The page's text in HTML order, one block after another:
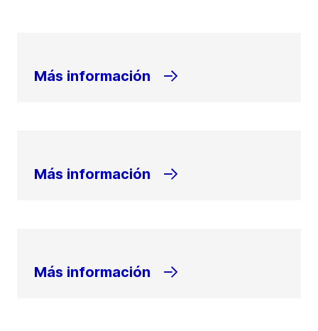
Más información
Más información
Más información